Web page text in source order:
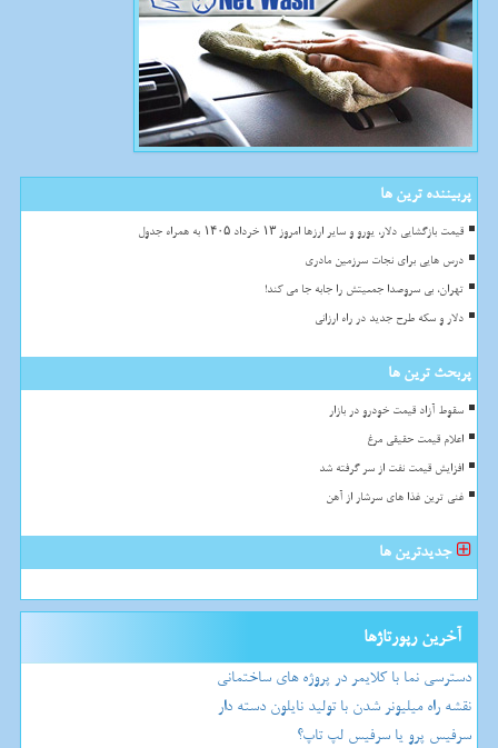
پربیننده ترین ها
قیمت بازگشایی دلار، یورو و سایر ارزها امروز ۱۳ خرداد ۱۴۰۵ به همراه جدول
درس هایی برای نجات سرزمین مادری
تهران، بی سروصدا جمعیتش را جابه جا می کند!
دلار و سکه طرح جدید در راه ارزانی
پربحث ترین ها
سقوط آزاد قیمت خودرو در بازار
اعلام قیمت حقیقی مرغ
افزایش قیمت نفت از سر گرفته شد
غنی ترین غذا های سرشار از آهن
جدیدترین ها
آخرین رپورتاژها
دسترسی نما با کلایمر در پروژه های ساختمانی
نقشه راه میلیونر شدن با تولید نایلون دسته دار
سرفیس پرو یا سرفیس لپ تاپ؟